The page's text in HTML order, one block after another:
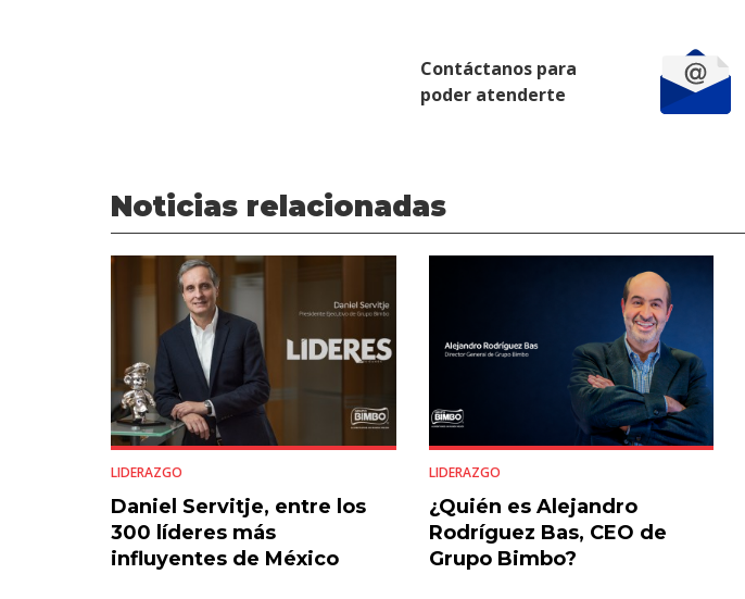
Contáctanos para
poder atenderte
Noticias relacionadas
LIDERAZGO
Daniel Servitje, entre los
300 líderes más
influyentes de México
LIDERAZGO
¿Quién es Alejandro
Rodríguez Bas, CEO de
Grupo Bimbo?